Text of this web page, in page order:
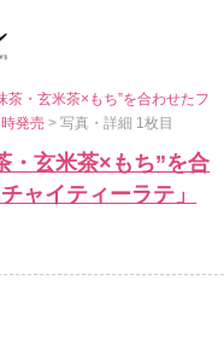
茶・玄米茶×もち”を合わせたフ
時発売> 写真・詳細 1枚目
・玄米茶×もち”を合
ャイティーラテ」